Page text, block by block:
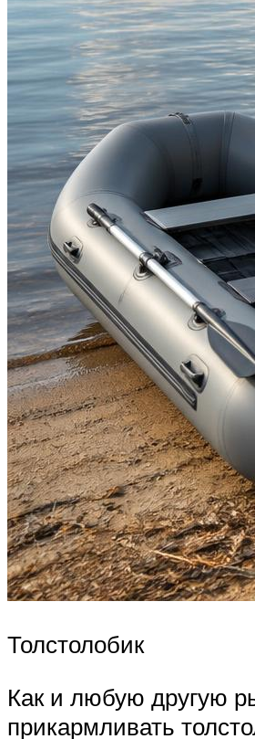
Толстолобик
Как и любую другую
прикармливать